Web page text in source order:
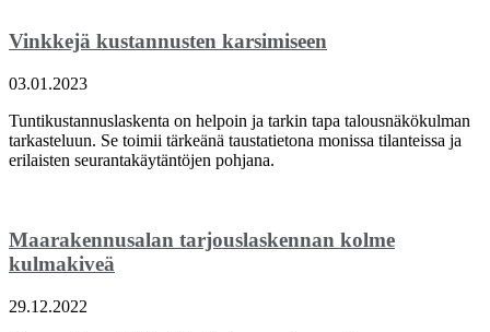
Vinkkejä kustannusten karsimiseen
03.01.2023
Tuntikustannuslaskenta on helpoin ja tarkin tapa talousnäkökulman
tarkasteluun. Se toimii tärkeänä taustatietona monissa tilanteissa ja
erilaisten seurantakäytäntöjen pohjana.
Maarakennusalan tarjouslaskennan kolme
kulmakiveä
29.12.2022